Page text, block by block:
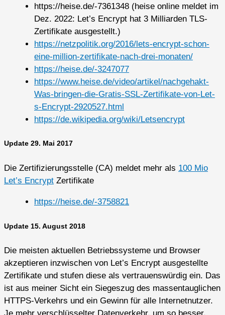
https://heise.de/-7361348 (heise online meldet im
Dez. 2022: Let’s Encrypt hat 3 Milliarden TLS-
Zertifikate ausgestellt.)
https://netzpolitik.org/2016/lets-encrypt-schon-
eine-million-zertifikate-nach-drei-monaten/
https://heise.de/-3247077
https://www.heise.de/video/artikel/nachgehakt-
Was-bringen-die-Gratis-SSL-Zertifikate-von-Let-
s-Encrypt-2920527.html
https://de.wikipedia.org/wiki/Letsencrypt
Update 29. Mai 2017
Die Zertifizierungsstelle (CA) meldet mehr als 100 Mio
Let’s Encrypt Zertifikate
https://heise.de/-3758821
Update 15. August 2018
Die meisten aktuellen Betriebssysteme und Browser
akzeptieren inzwischen von Let’s Encrypt ausgestellte
Zertifikate und stufen diese als vertrauenswürdig ein. Das
ist aus meiner Sicht ein Siegeszug des massentauglichen
HTTPS-Verkehrs und ein Gewinn für alle Internetnutzer.